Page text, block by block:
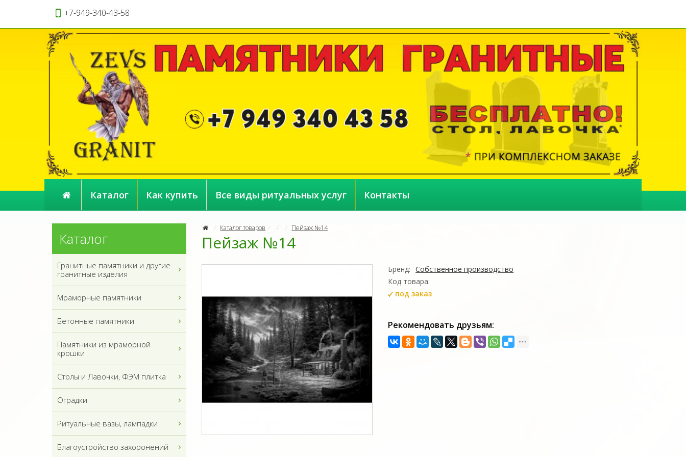
+7-949-340-43-58
Каталог Как купить Все виды ритуальных услуг Контакты
Каталог товаров Пейзаж №14
Пейзаж №14
Бренд: Собственное производство
Код товара:
под заказ
Рекомендовать друзьям:
Каталог
Гранитные памятники и другие
гранитные изделия
Мраморные памятники
Бетонные памятники
Памятники из мраморной
крошки
Столы и Лавочки, ФЭМ плитка
Оградки
Ритуальные вазы, лампадки
Благоустройство захоронений